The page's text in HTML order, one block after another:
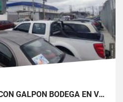
EDIFICIO COMERCIAL CON GALPÓN BODEGA EN VENTA ZONA MÉDICA DURÁN NORTE